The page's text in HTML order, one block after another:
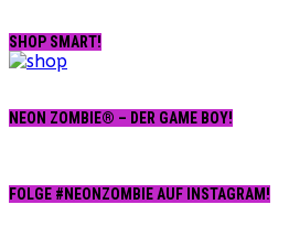
SHOP SMART!
NEON ZOMBIE® – DER GAME BOY!
FOLGE #NEONZOMBIE AUF INSTAGRAM!